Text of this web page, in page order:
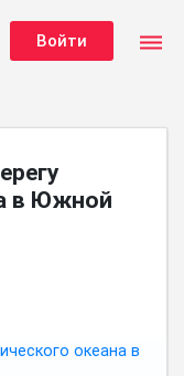
Войти dehaze
в Южной